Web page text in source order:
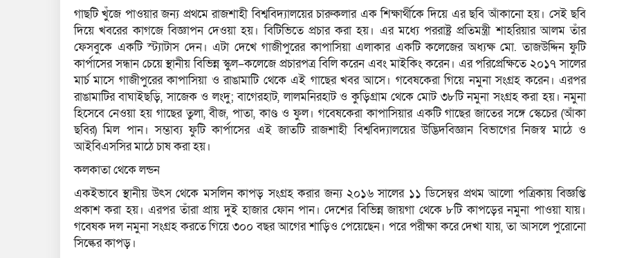
গাছটি খুঁজে পাওয়ার জন্য প্রথমে রাজশাহী বিশ্ববিদ্যালয়ের চারুকলার এক শিক্ষার্থীকে দিয়ে এর ছবি আঁকানো হয়। সেই ছবি
দিয়ে খবরের কাগজে বিজ্ঞাপন দেওয়া হয়। বিটিভিতে প্রচার করা হয়। এর মধ্যে পররাষ্ট্র প্রতিমন্ত্রী শাহরিয়ার আলম তাঁর
ফেসবুকে একটি স্ট্যাটাস দেন। এটা দেখে গাজীপুরের কাপাসিয়া এলাকার একটি কলেজের অধ্যক্ষ মো. তাজউদ্দিন ফুটি
কার্পাসের সন্ধান চেয়ে স্থানীয় বিভিন্ন স্কুল–কলেজে প্রচারপত্র বিলি করেন এবং মাইকিং করেন। এর পরিপ্রেক্ষিতে ২০১৭ সালের
মার্চ মাসে গাজীপুরের কাপাসিয়া ও রাঙামাটি থেকে এই গাছের খবর আসে। গবেষকেরা গিয়ে নমুনা সংগ্রহ করেন। এরপর
রাঙামাটির বাঘাইছড়ি, সাজেক ও লংদু; বাগেরহাট, লালমনিরহাট ও কুড়িগ্রাম থেকে মোট ৩৮টি নমুনা সংগ্রহ করা হয়। নমুনা
হিসেবে নেওয়া হয় গাছের তুলা, বীজ, পাতা, কাণ্ড ও ফুল। গবেষকেরা কাপাসিয়ার একটি গাছের জাতের সঙ্গে স্কেচের (আঁকা
ছবির) মিল পান। সম্ভাব্য ফুটি কার্পাসের এই জাতটি রাজশাহী বিশ্ববিদ্যালয়ের উদ্ভিদবিজ্ঞান বিভাগের নিজস্ব মাঠে ও
আইবিএসসির মাঠে চাষ করা হয়।
কলকাতা থেকে লন্ডন
একইভাবে স্থানীয় উৎস থেকে মসলিন কাপড় সংগ্রহ করার জন্য ২০১৬ সালের ১১ ডিসেম্বর প্রথম আলো পত্রিকায় বিজ্ঞপ্তি
প্রকাশ করা হয়। এরপর তাঁরা প্রায় দুই হাজার ফোন পান। দেশের বিভিন্ন জায়গা থেকে ৮টি কাপড়ের নমুনা পাওয়া যায়।
গবেষক দল নমুনা সংগ্রহ করতে গিয়ে ৩০০ বছর আগের শাড়িও পেয়েছেন। পরে পরীক্ষা করে দেখা যায়, তা আসলে পুরোনো
সিল্কের কাপড়।